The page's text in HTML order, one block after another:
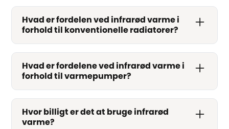
Hvad er fordelen ved infrarød varme i
forhold til konventionelle radiatorer?
Hvad er fordelene ved infrarød varme i
forhold til varmepumper?
Hvor billigt er det at bruge infrarød
varme?